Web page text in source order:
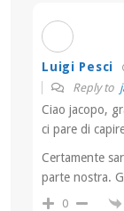
Luigi Pesci
Reply to
Ciao jacopo,
ci pare di
Certamente
parte nostra.
0